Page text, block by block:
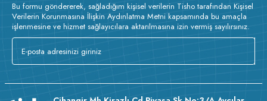
Bu formu göndererek, sağladığım kişisel verilerin Tisho tarafından Kişisel
Verilerin Korunmasına İlişkin Aydınlatma Metni kapsamında bu amaçla
işlenmesine ve hizmet sağlayıcılara aktarılmasına izin vermiş sayılırsınız.